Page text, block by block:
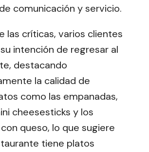
comunicación y servicio.
las críticas, varios clientes
intención de regresar al
destacando
la calidad de
como las empanadas,
cheesesticks y los
queso, lo que sugiere
tiene platos